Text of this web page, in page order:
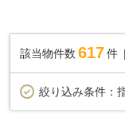
該当物件数 617件
絞り込み条件：